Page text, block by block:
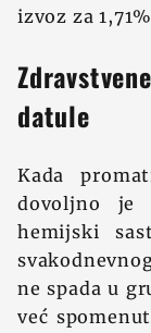
izvoz za
datule
Kada
dovoljno je
hemijski
ne spada u
već